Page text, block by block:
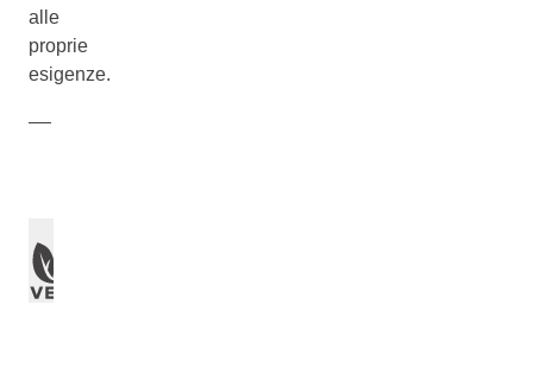
alle
proprie
esigenze.